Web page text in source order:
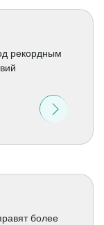
рекордным
более